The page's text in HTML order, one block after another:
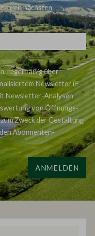
Ihren nächsten
regelmäßig über
Newsletter (E-
Newsletter-Analysen
von Öffnungs-
Zweck der Gestaltung
Abonnenten-
ANMELDEN